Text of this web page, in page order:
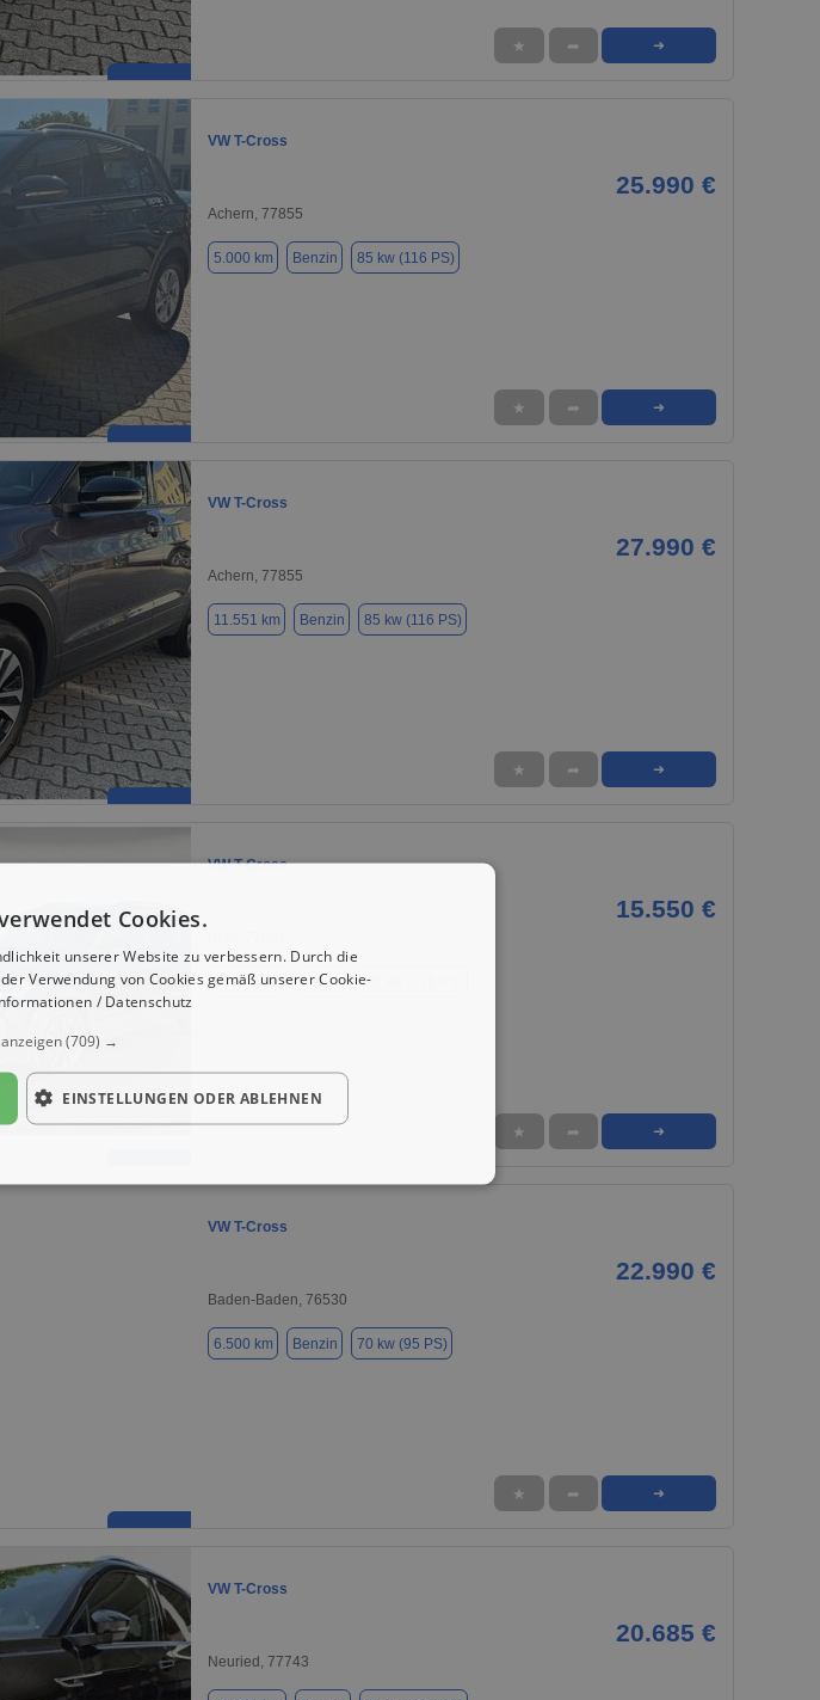
★ ➦ ➜
VW T-Cross
25.990 €
Achern, 77855
5.000 km Benzin 85 kw (116 PS)
★ ➦ ➜
VW T-Cross
27.990 €
Achern, 77855
11.551 km Benzin 85 kw (116 PS)
★ ➦ ➜
VW T-Cross
15.550 €
44.390 km Benzin 85 kw (116 PS)
★ ➦ ➜
VW T-Cross
22.990 €
Baden-Baden, 76530
6.500 km Benzin 70 kw (95 PS)
★ ➦ ➜
VW T-Cross
20.685 €
Neuried, 77743
Cookies.
unserer Website zu verbessern. Durch die
Verwendung von Cookies gemäß unserer Cookie-
/ Datenschutz
(709) →
EINSTELLUNGEN ODER ABLEHNEN